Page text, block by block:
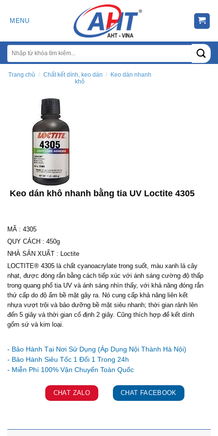
đến
dung
MENU
Trang chủ / Chất kết dính, keo dán /
Keo dán nhanh
khô
Keo dán khô nhanh bằng tia UV Loctite 4305
MÃ : 4305
QUY CÁCH : 450g
NHÀ SẢN XUẤT : Loctite
LOCTITE® 4305 là chất cyanoacrylate trong suốt, màu xanh lá cây
nhạt, được đóng rắn bằng cách tiếp xúc với ánh sáng cường độ thấp
trong quang phổ tia UV và ánh sáng nhìn thấy, với khả năng đóng rắn
thứ cấp do độ ẩm bề mặt gây ra. Nó cung cấp khả năng liên kết
nhựa vượt trội và bảo dưỡng bề mặt siêu nhanh; thời gian rảnh lên
đến 5 giây và thời gian cố định 2 giây. Cũng thích hợp để kết dính
gốm sứ và kim loại.
- Bảo Hành Tại Nơi Sử Dụng (Áp Dụng Nội Thành Hà Nội)
- Bảo Hành Siêu Tốc 1 Đổi 1 Trong 24h
CHAT ZALO CHAT FACEBOOK